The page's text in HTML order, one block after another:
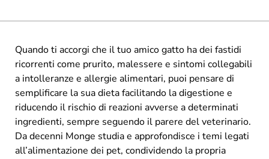
Quando ti accorgi che il tuo amico gatto ha dei fastidi
ricorrenti come prurito, malessere e sintomi collegabili
a intolleranze e allergie alimentari, puoi pensare di
semplificare la sua dieta facilitando la digestione e
riducendo il rischio di reazioni avverse a determinati
ingredienti, sempre seguendo il parere del veterinario.
Da decenni Monge studia e approfondisce i temi legati
all’alimentazione dei pet, condividendo la propria